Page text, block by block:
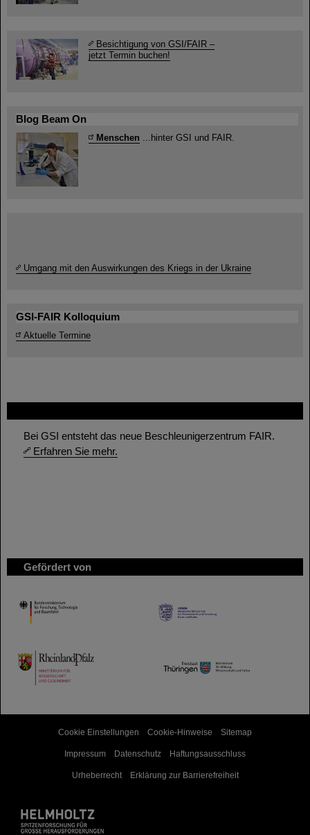
Bei GSI entsteht das neue Beschleunigerzentrum FAIR.
Erfahren Sie mehr.
Gefördert von
HMWK
TMWWDG
Besichtigung von GSI/FAIR –
jetzt Termin buchen!
Blog Beam On
Menschen ...hinter GSI und FAIR.
Umgang mit den Auswirkungen des Kriegs in der Ukraine
GSI-FAIR Kolloquium
Aktuelle Termine
Cookie Einstellungen Cookie-Hinweise Sitemap
Impressum Datenschutz Haftungsausschluss
Urheberrecht Erklärung zur Barrierefreiheit